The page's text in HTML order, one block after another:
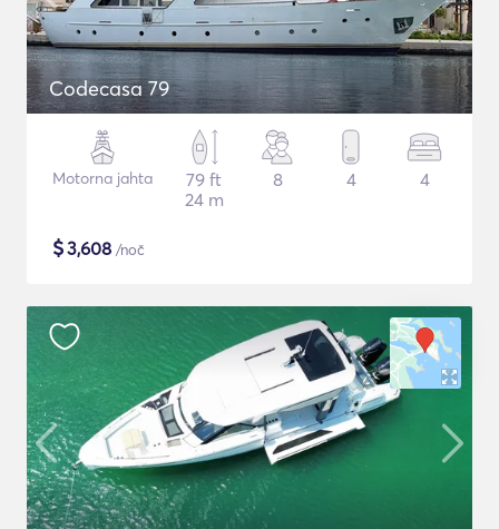
Codecasa 79
Motorna jahta
79 ft
24 m
8 4 4
$3,608 /noč